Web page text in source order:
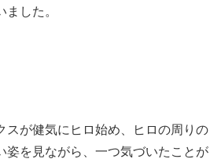
した。
スが健気にヒロ始め、ヒロの周りの
姿を見ながら、一つ気づいたことが